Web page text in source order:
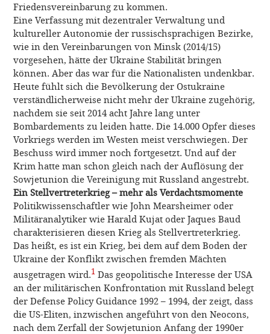
Friedensvereinbarung zu kommen.
Eine Verfassung mit dezentraler Verwaltung und
kultureller Autonomie der russischsprachigen Bezirke,
wie in den Vereinbarungen von Minsk (2014/15)
vorgesehen, hätte der Ukraine Stabilität bringen
können. Aber das war für die Nationalisten undenkbar.
Heute fühlt sich die Bevölkerung der Ostukraine
verständlicherweise nicht mehr der Ukraine zugehörig,
nachdem sie seit 2014 acht Jahre lang unter
Bombardements zu leiden hatte. Die 14.000 Opfer dieses
Vorkriegs werden im Westen meist verschwiegen. Der
Beschuss wird immer noch fortgesetzt. Und auf der
Krim hatte man schon gleich nach der Auflösung der
Sowjetunion die Vereinigung mit Russland angestrebt.
Ein Stellvertreterkrieg – mehr als Verdachtsmomente
Politikwissenschaftler wie John Mearsheimer oder
Militäranalytiker wie Harald Kujat oder Jaques Baud
charakterisieren diesen Krieg als Stellvertreterkrieg.
Das heißt, es ist ein Krieg, bei dem auf dem Boden der
Ukraine der Konflikt zwischen fremden Mächten
ausgetragen wird.1 Das geopolitische Interesse der USA
an der militärischen Konfrontation mit Russland belegt
der Defense Policy Guidance 1992 – 1994, der zeigt, dass
die US-Eliten, inzwischen angeführt von den Neocons,
nach dem Zerfall der Sowjetunion Anfang der 1990er